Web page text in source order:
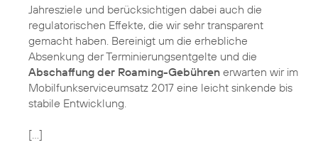
Jahresziele und berücksichtigen dabei auch die
regulatorischen Effekte, die wir sehr transparent
gemacht haben. Bereinigt um die erhebliche
Absenkung der Terminierungsentgelte und die
Abschaffung der Roaming-Gebühren erwarten wir im
Mobilfunkserviceumsatz 2017 eine leicht sinkende bis
stabile Entwicklung.
[…]